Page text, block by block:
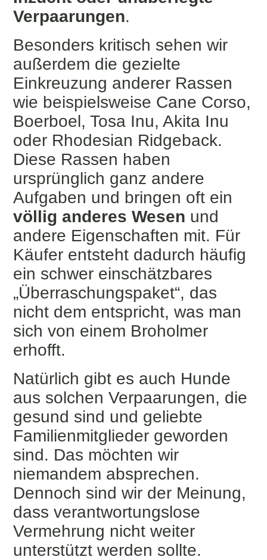
Verpaarungen.
Besonders kritisch sehen wir
außerdem die gezielte
Einkreuzung anderer Rassen
wie beispielsweise Cane Corso,
Boerboel, Tosa Inu, Akita Inu
oder Rhodesian Ridgeback.
Diese Rassen haben
ursprünglich ganz andere
Aufgaben und bringen oft ein
völlig anderes Wesen und
andere Eigenschaften mit. Für
Käufer entsteht dadurch häufig
ein schwer einschätzbares
„Überraschungspaket“, das
nicht dem entspricht, was man
sich von einem Broholmer
erhofft.
Natürlich gibt es auch Hunde
aus solchen Verpaarungen, die
gesund sind und geliebte
Familienmitglieder geworden
sind. Das möchten wir
niemandem absprechen.
Dennoch sind wir der Meinung,
dass verantwortungslose
Vermehrung nicht weiter
unterstützt werden sollte.